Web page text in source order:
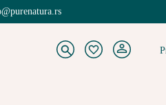
- info@purenatura.rs